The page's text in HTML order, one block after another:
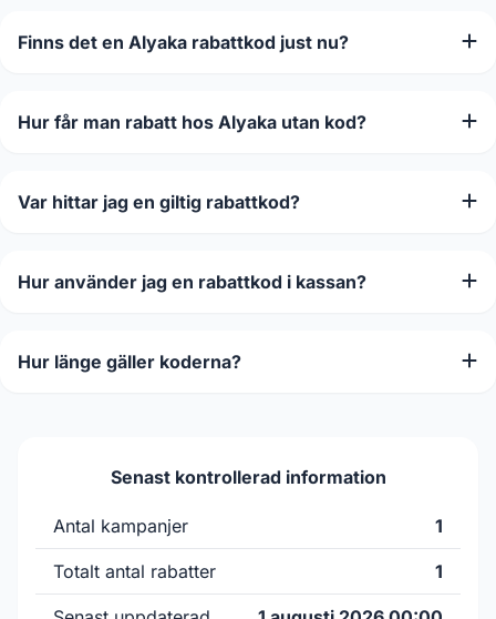
Finns det en Alyaka rabattkod just nu?
Hur får man rabatt hos Alyaka utan kod?
Var hittar jag en giltig rabattkod?
Hur använder jag en rabattkod i kassan?
Hur länge gäller koderna?
Senast kontrollerad information
Antal kampanjer 1
Totalt antal rabatter 1